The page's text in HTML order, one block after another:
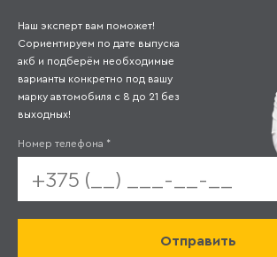
Наш эксперт вам поможет!
Сориентируем по дате выпуска
акб и подберём необходимые
варианты конкретно под вашу
марку автомобиля с 8 до 21 без
выходных!
Номер телефона *